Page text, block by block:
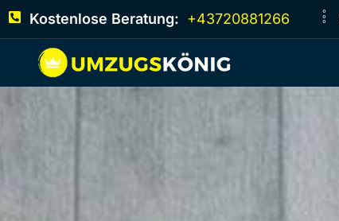
Kostenlose Beratung: +43720881266